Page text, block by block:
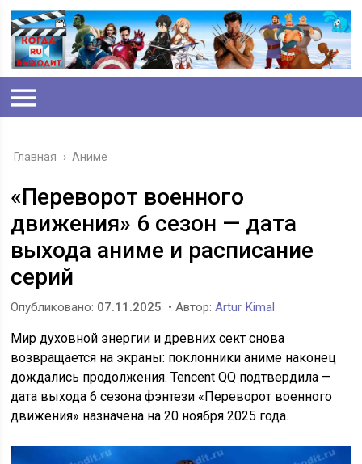
Главная › Аниме
«Переворот военного
движения» 6 сезон — дата
выхода аниме и расписание
серий
Опубликовано: 07.11.2025 • Автор:Artur Kimal
Мир духовной энергии и древних сект снова
возвращается на экраны: поклонники аниме наконец
дождались продолжения. Tencent QQ подтвердила —
дата выхода 6 сезона фэнтези «Переворот военного
движения» назначена на 20 ноября 2025 года.